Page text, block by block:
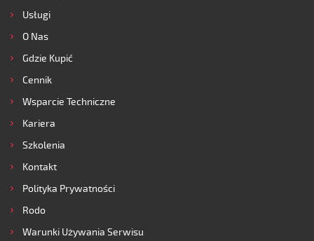
Usługi
O Nas
Gdzie Kupić
Cennik
Wsparcie Techniczne
Kariera
Szkolenia
Kontakt
Polityka Prywatności
Rodo
Warunki Używania Serwisu